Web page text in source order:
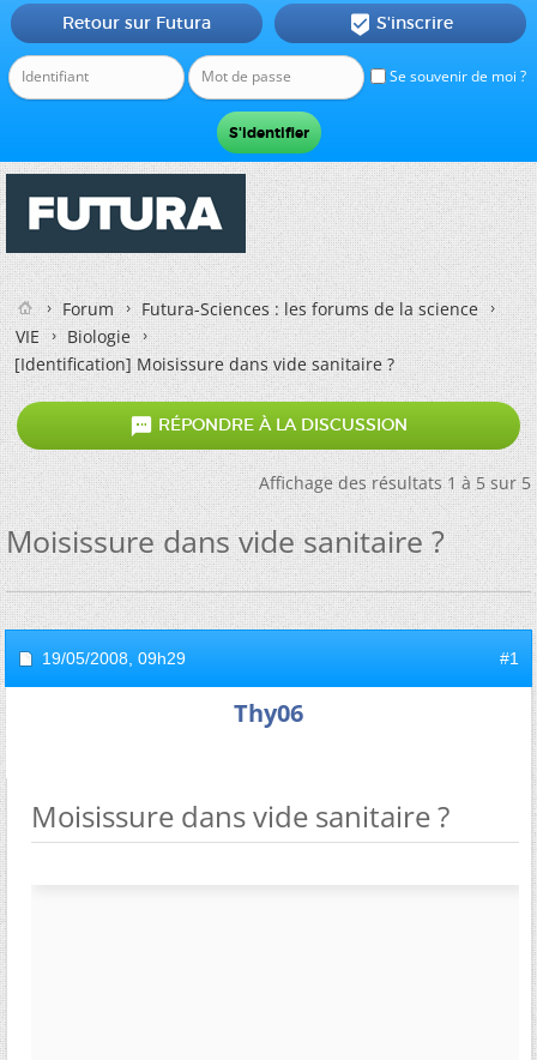
Se souvenir de moi ?
Retour sur Futura  S'inscrire
Forum
Futura-Sciences : les forums de la science
VIE
Biologie
[Identification]Moisissure dans vide sanitaire ?
 RÉPONDRE À LA DISCUSSION
Affichage des résultats 1 à 5 sur 5
Moisissure dans vide sanitaire ?
19/05/2008, 09h29 #1
Thy06
Moisissure dans vide sanitaire ?